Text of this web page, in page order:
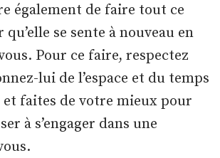
également de faire tout ce
se sente à nouveau en
Pour ce faire, respectez
lui de l’espace et du temps
faites de votre mieux pour
à s’engager dans une